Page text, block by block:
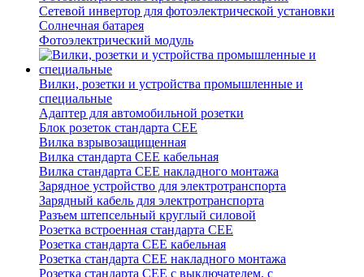
Сетевой инвертор для фотоэлектрической установки
Солнечная батарея
Фотоэлектрический модуль
Вилки, розетки и устройства промышленные и
специальные
Адаптер для автомобильной розетки
Блок розеток стандарта CEE
Вилка взрывозащищенная
Вилка стандарта CEE кабельная
Вилка стандарта CEE накладного монтажа
Зарядное устройство для электротранспорта
Зарядный кабель для электротранспорта
Разъем штепсельный круглый силовой
Розетка встроенная стандарта CEE
Розетка стандарта СЕЕ кабельная
Розетка стандарта СЕЕ накладного монтажа
Розетка стандарта СЕЕ с выключателем, с